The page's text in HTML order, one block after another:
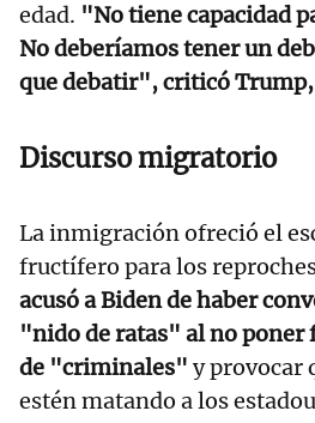
edad. "No tiene capacidad
No deberíamos tener un
que debatir", criticó Trump,
Discurso migratorio
La inmigración ofreció el
fructífero para los
acusó a Biden de haber
"nido de ratas" al no poner
de "criminales" y provocar
estén matando a los